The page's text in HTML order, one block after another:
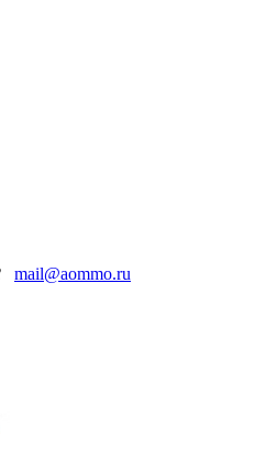
mail@aommo.ru